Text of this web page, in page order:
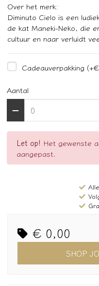
Over het merk:
Diminuto Cielo is een
de kat Maneki-Neko, die
cultuur en naar verluidt
Cadeauverpakking
Aantal
Let op! Het gewenste
aangepast.
€ 0,00
SHOP